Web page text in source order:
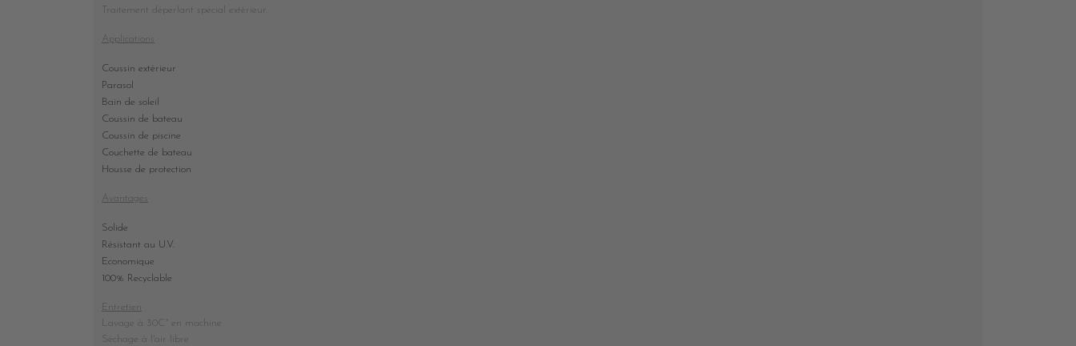
Traitement déperlant spécial extérieur.
Applications
Coussin extérieur
Parasol
Bain de soleil
Coussin de bateau
Coussin de piscine
Couchette de bateau
Housse de protection
Avantages
Solide
Résistant au U.V.
Economique
100% Recyclable
Entretien
Lavage à 30C° en machine
Séchage à l'air libre